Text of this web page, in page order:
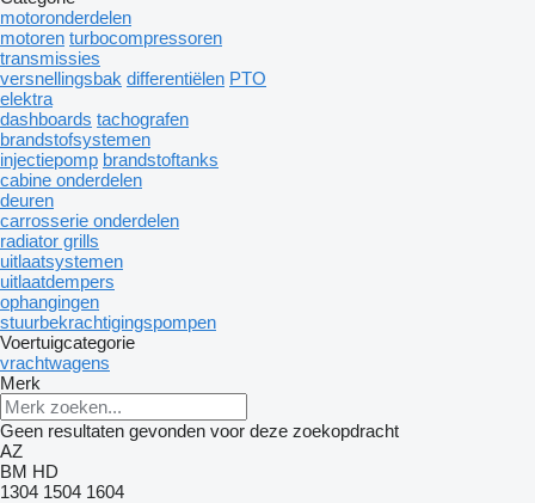
motoronderdelen
motoren turbocompressoren
transmissies
versnellingsbak differentiëlen PTO
elektra
dashboards tachografen
brandstofsystemen
injectiepomp brandstoftanks
cabine onderdelen
deuren
carrosserie onderdelen
radiator grills
uitlaatsystemen
uitlaatdempers
ophangingen
stuurbekrachtigingspompen
Voertuigcategorie
vrachtwagens
Merk
Geen resultaten gevonden voor deze zoekopdracht
AZ
BM HD
1304 1504 1604